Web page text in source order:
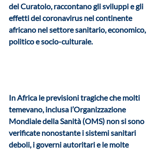
del Curatolo, raccontano gli sviluppi e gli
effetti del coronavirus nel continente
africano nel settore sanitario, economico,
politico e socio-culturale.
In Africa le previsioni tragiche che molti
temevano, inclusa l’Organizzazione
Mondiale della Sanità (OMS) non si sono
verificate nonostante i sistemi sanitari
deboli, i governi autoritari e le molte